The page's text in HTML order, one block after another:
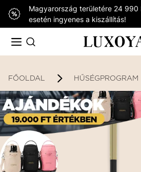
Magyarország területére 24 990
esetén ingyenes a kiszállítás!
FŐOLDAL HŰSÉGPROGRAM